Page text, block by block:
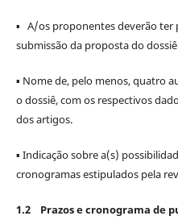
▪ A/os proponentes deverão ter
submissão da proposta do
▪ Nome de, pelo menos, quatro
o dossiê, com os respectivos
dos artigos.
▪ Indicação sobre a(s)
cronogramas estipulados pela
1.2 Prazos e cronograma de